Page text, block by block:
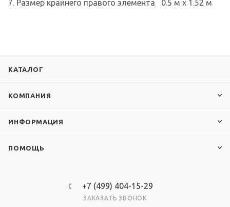
7. Размер крайнего правого элемента 0.5 м х 1.52 м
КАТАЛОГ
КОМПАНИЯ
ИНФОРМАЦИЯ
ПОМОЩЬ
+7 (499) 404-15-29
ЗАКАЗАТЬ ЗВОНОК